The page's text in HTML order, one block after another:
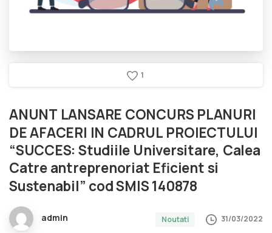
1
ANUNT LANSARE CONCURS PLANURI
DEAFACERI IN CADRUL PROIECTULUI
“SUCCES: Studiile Universitare, Calea
Catreantreprenoriat Eficientsi
Sustenabil” codSMIS140878
admin Noutati 31/03/2022